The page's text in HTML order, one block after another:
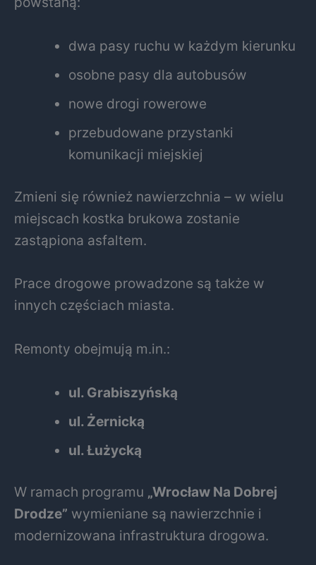
dwa pasy ruchu w każdym kierunku
osobne pasy dla autobusów
nowe drogi rowerowe
przebudowane przystanki
komunikacji miejskiej
Zmieni się również nawierzchnia – w wielu
miejscach kostka brukowa zostanie
zastąpiona asfaltem.
Prace drogowe prowadzone są także w
innych częściach miasta.
Remonty obejmują m.in.:
ul. Grabiszyńską
ul. Żernicką
ul. Łużycką
W ramach programu „Wrocław Na Dobrej
Drodze” wymieniane są nawierzchnie i
modernizowana infrastruktura drogowa.